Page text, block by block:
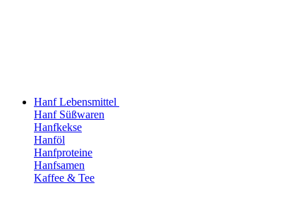
Hanf Lebensmittel
Hanf Süßwaren
Hanfkekse
Hanföl
Hanfproteine
Hanfsamen
Kaffee & Tee